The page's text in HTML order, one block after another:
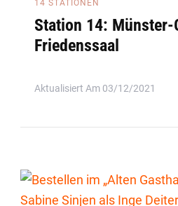
14 STATIONEN
Station 14: Münster-
Friedenssaal
Aktualisiert Am 03/12/2021